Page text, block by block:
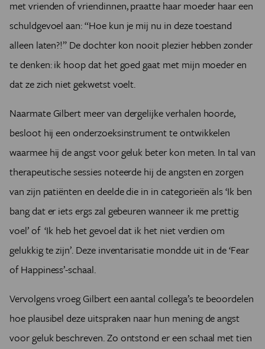
met vrienden of vriendinnen, praatte haar moeder haar een
schuldgevoel aan: “Hoe kun je mij nu in deze toestand
alleen laten?!” De dochter kon nooit plezier hebben zonder
te denken: ik hoop dat het goed gaat met mijn moeder en
dat ze zich niet gekwetst voelt.
Naarmate Gilbert meer van dergelijke verhalen hoorde,
besloot hij een onderzoeksinstrument te ontwikkelen
waarmee hij de angst voor geluk beter kon meten. In tal van
therapeutische sessies noteerde hij de angsten en zorgen
van zijn patiënten en deelde die in in categorieën als ‘Ik ben
bang dat er iets ergs zal gebeuren wanneer ik me prettig
voel’ of ‘Ik heb het gevoel dat ik het niet verdien om
gelukkig te zijn’. Deze inventarisatie mondde uit in de ‘Fear
of Happiness’-schaal.
Vervolgens vroeg Gilbert een aantal collega’s te beoordelen
hoe plausibel deze uitspraken naar hun mening de angst
voor geluk beschreven. Zo ontstond er een schaal met tien